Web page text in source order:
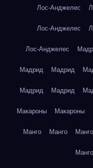
Лос-Анджелес
Лос-Анджелес
Лос-Анджелес
Мадрид Мадрид
Мадрид Мадрид
Макароны Макароны
Манго Манго Манго
Манго